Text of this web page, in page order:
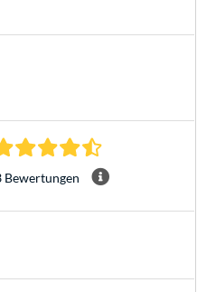
4.7 Sterne bei 3
Bewertungen